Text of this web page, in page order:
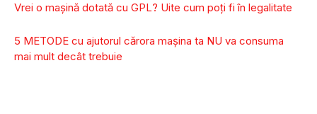
Vrei o mașină dotată cu GPL? Uite cum poți fi în legalitate
5 METODE cu ajutorul cărora mașina ta NU va consuma
mai mult decât trebuie